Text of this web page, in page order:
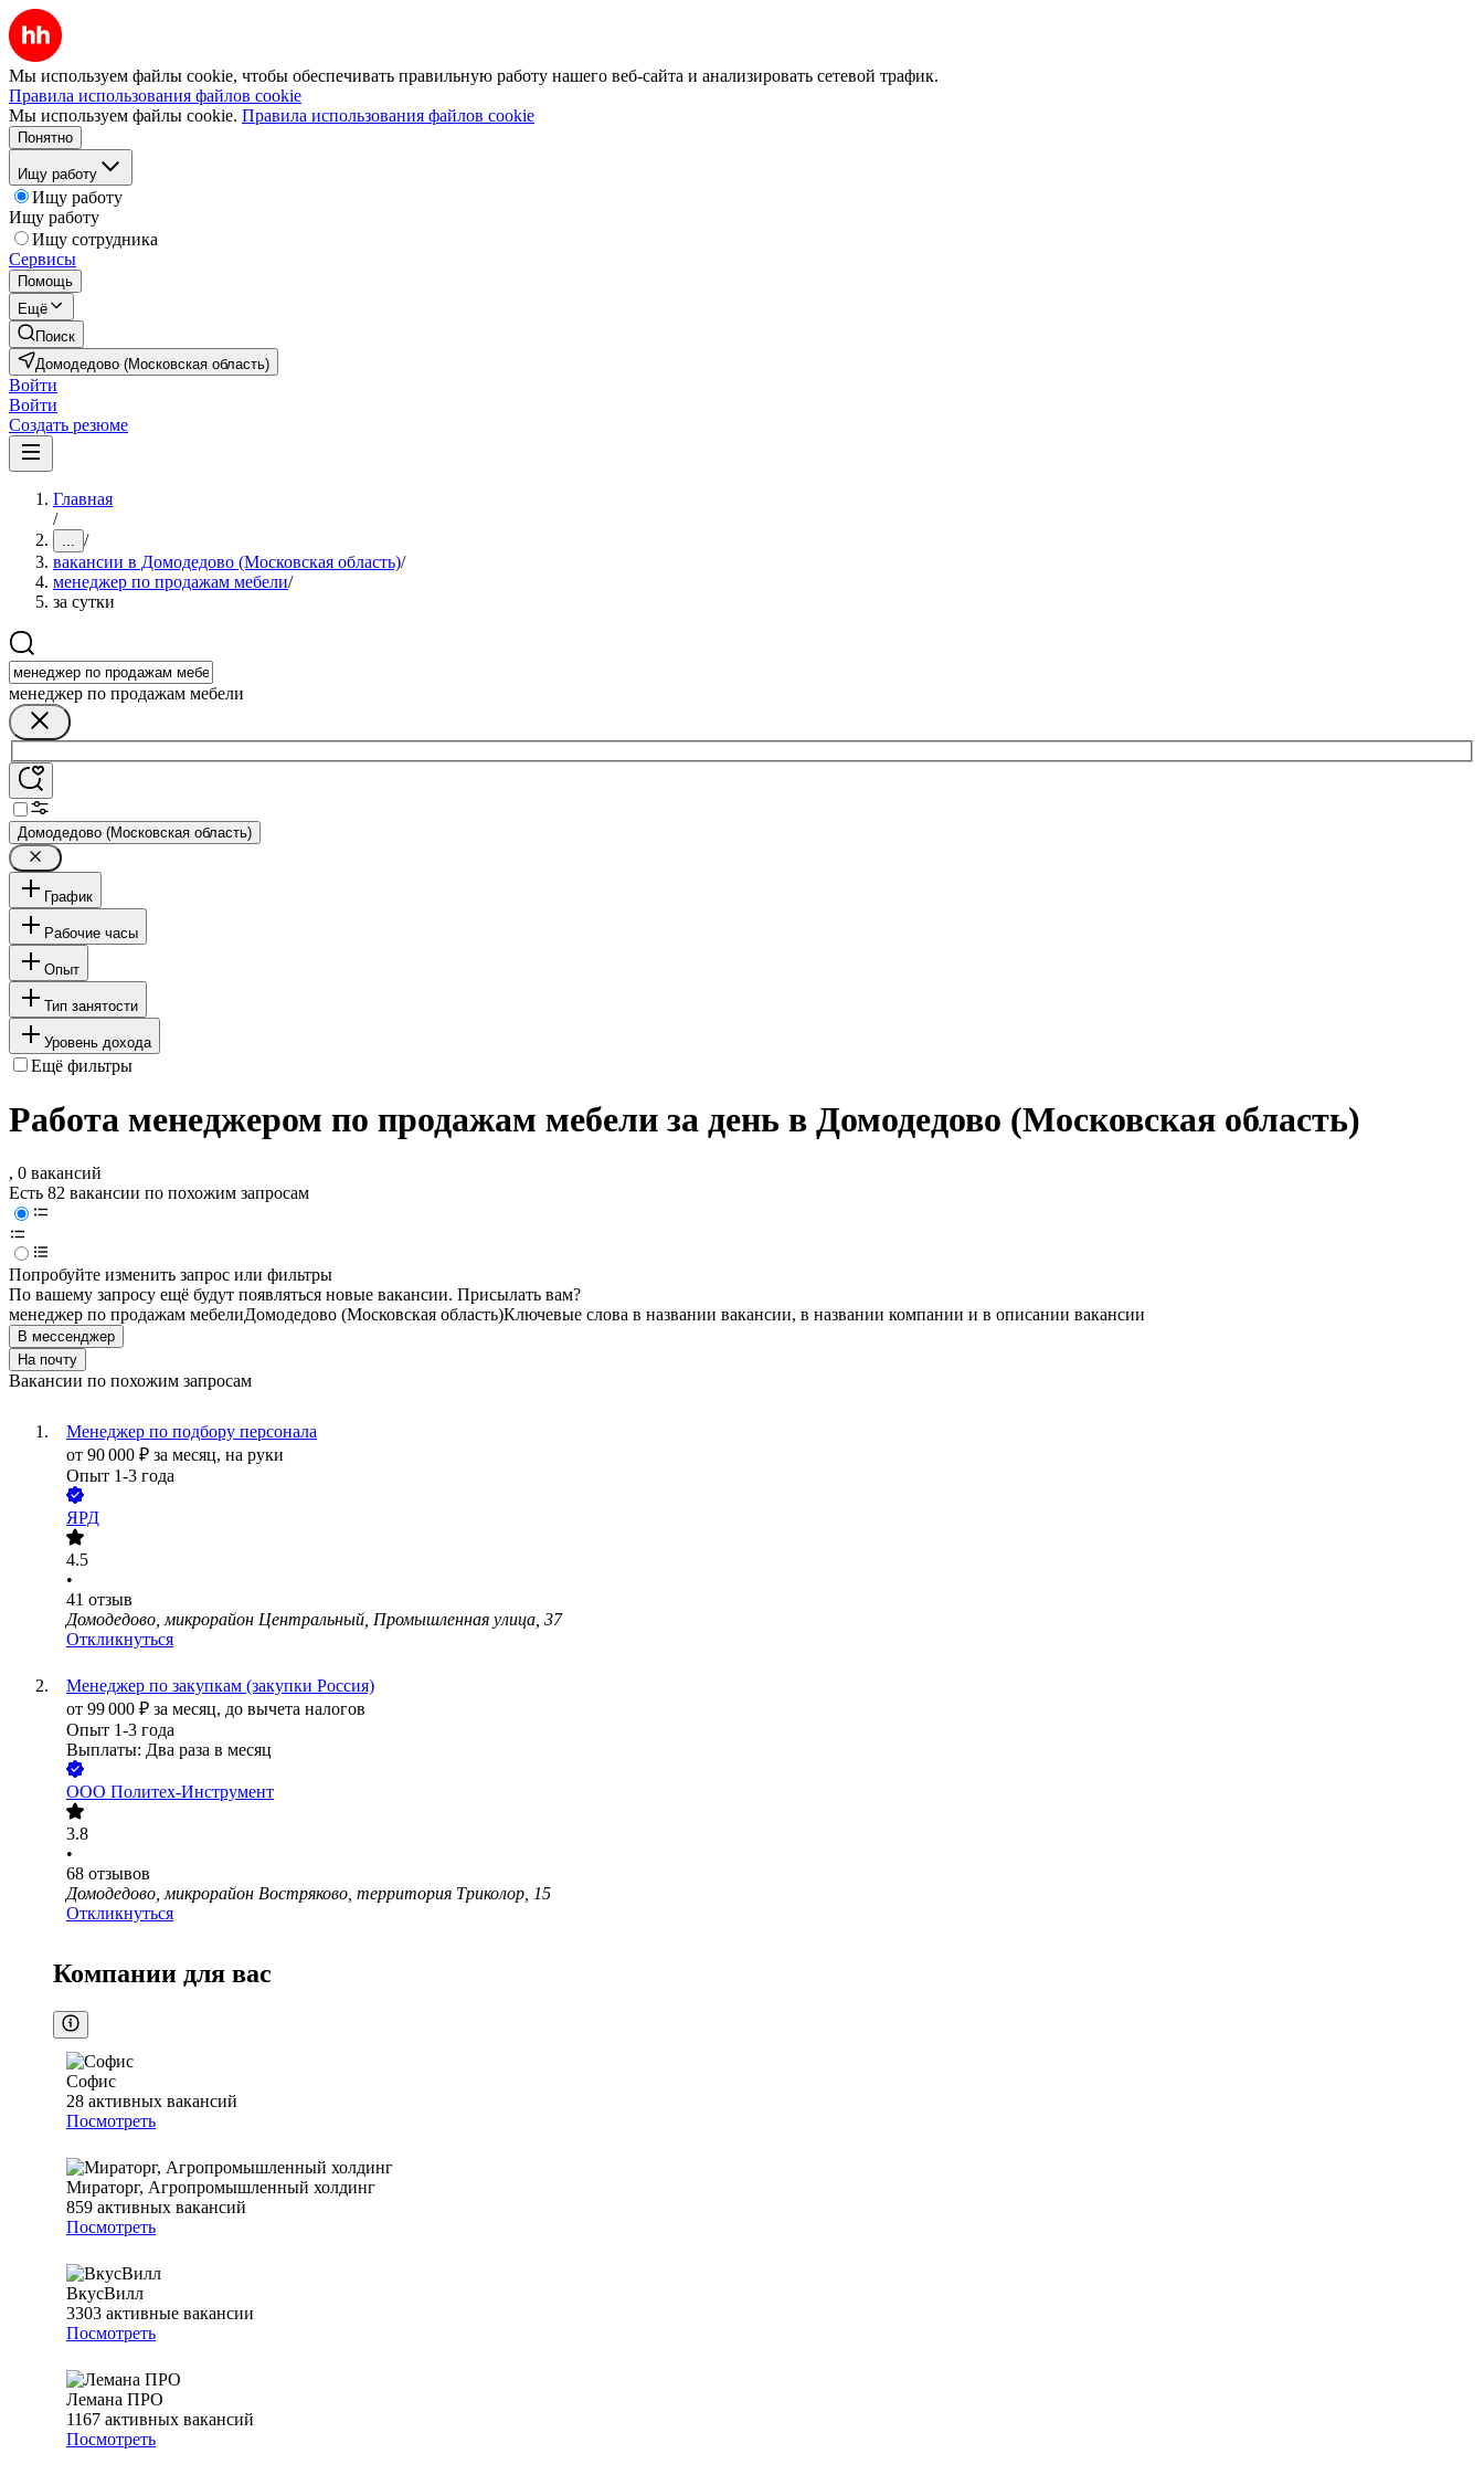
Мы используем файлы cookie, чтобы обеспечивать правильную работу нашего веб-сайта и анализировать сетевой трафик.
Правила использования файлов cookie
Мы используем файлы cookie. Правила использования файлов cookie
Понятно
Ищу работу
Ищу работу
Ищу работу
Ищу сотрудника
Сервисы
Помощь
Ещё
Поиск
Домодедово (Московская область)
Войти
Войти
Создать резюме
Главная
/
... /
вакансии в Домодедово (Московская область)/
менеджер по продажам мебели/
за сутки
менеджер по продажам мебели
Домодедово (Московская область)
График
Рабочие часы
Опыт
Тип занятости
Уровень дохода
Ещё фильтры
Работа менеджером по продажам мебели за день в Домодедово (Московская область)
, 0 вакансий
Есть 82 вакансии по похожим запросам
Попробуйте изменить запрос или фильтры
По вашему запросу ещё будут появляться новые вакансии. Присылать вам?
менеджер по продажам мебелиДомодедово (Московская область)Ключевые слова в названии вакансии, в названии компании и в описании вакансии
В мессенджер
На почту
Вакансии по похожим запросам
Менеджер по подбору персонала
от 90 000 ₽ за месяц, на руки
Опыт 1-3 года
ЯРД
4.5
•
41 отзыв
Домодедово, микрорайон Центральный, Промышленная улица, 37
Откликнуться
Менеджер по закупкам (закупки Россия)
от 99 000 ₽ за месяц, до вычета налогов
Опыт 1-3 года
Выплаты: Два раза в месяц
ООО Политех-Инструмент
3.8
•
68 отзывов
Домодедово, микрорайон Востряково, территория Триколор, 15
Откликнуться
Компании для вас
Софис
28 активных вакансий
Посмотреть
Мираторг, Агропромышленный холдинг
859 активных вакансий
Посмотреть
ВкусВилл
3303 активные вакансии
Посмотреть
Лемана ПРО
1167 активных вакансий
Посмотреть